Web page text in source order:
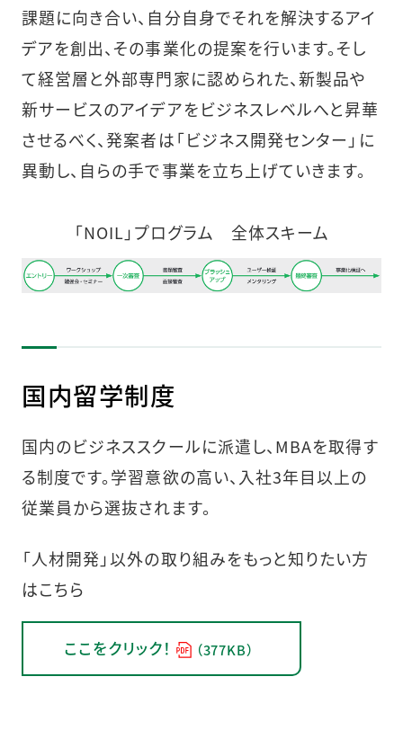
課題に向き合い、自分自身でそれを解決するアイ
デアを創出、その事業化の提案を行います。そし
て経営層と外部専門家に認められた、新製品や
新サービスのアイデアをビジネスレベルへと昇華
させるべく、発案者は「ビジネス開発センター」に
異動し、自らの手で事業を立ち上げていきます。
「NOIL」プログラム 全体スキーム
国内留学制度
国内のビジネススクールに派遣し、MBAを取得す
る制度です。学習意欲の高い、入社3年目以上の
従業員から選抜されます。
「人材開発」以外の取り組みをもっと知りたい方
はこちら
ここをクリック！ （377KB）